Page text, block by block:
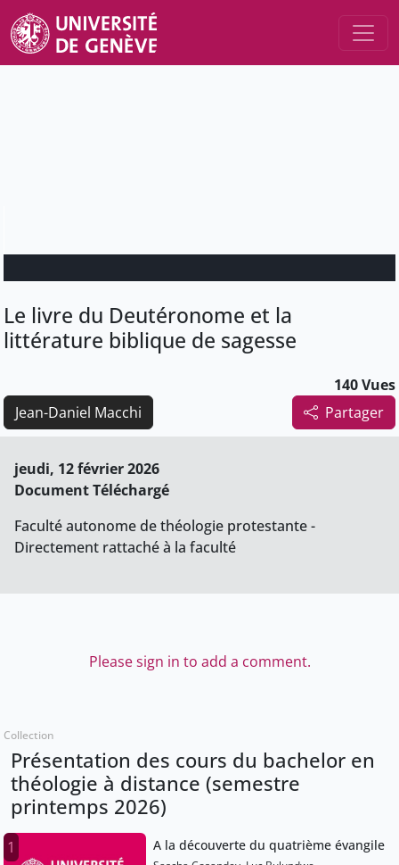
Le livre du Deutéronome et la
littérature biblique de sagesse
140 Vues
Partager
Jean-Daniel Macchi
jeudi, 12 février 2026
Document Téléchargé
Faculté autonome de théologie protestante -
Directement rattaché à la faculté
Please sign in to add a comment.
Collection
Présentation des cours du bachelor en
théologie à distance (semestre
printemps 2026)
1 A la découverte du quatrième évangile